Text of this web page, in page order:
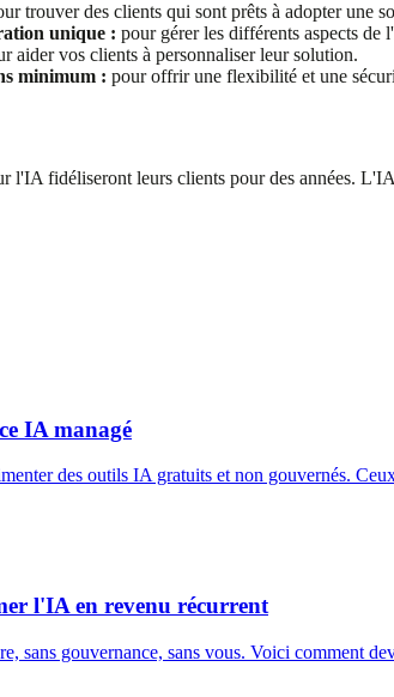
trouver des clients qui sont prêts à adopter une
unique : pour gérer les différents aspects de
aider vos clients à personnaliser leur solution.
minimum : pour offrir une flexibilité et une
l'IA fidéliseront leurs clients pour des années.
IA managé
des outils IA gratuits et non gouvernés.
l'IA en revenu récurrent
sans gouvernance, sans vous. Voici comment